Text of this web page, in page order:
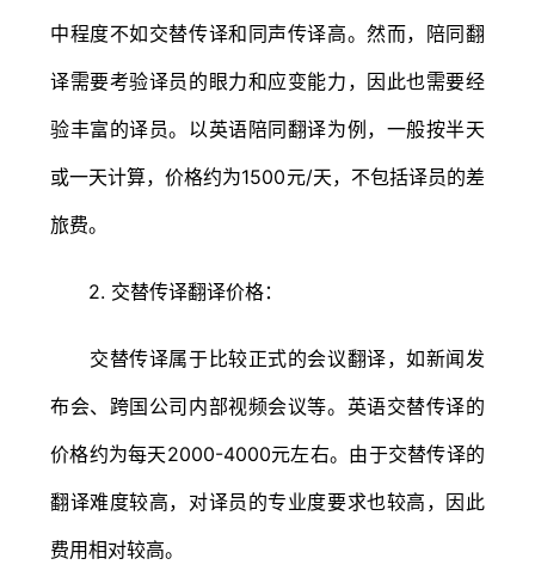
中程度不如交替传译和同声传译高。然而，陪同翻
译需要考验译员的眼力和应变能力，因此也需要经
验丰富的译员。以英语陪同翻译为例，一般按半天
或一天计算，价格约为1500元/天，不包括译员的差
旅费。
2. 交替传译翻译价格：
交替传译属于比较正式的会议翻译，如新闻发
布会、跨国公司内部视频会议等。英语交替传译的
价格约为每天2000-4000元左右。由于交替传译的
翻译难度较高，对译员的专业度要求也较高，因此
费用相对较高。